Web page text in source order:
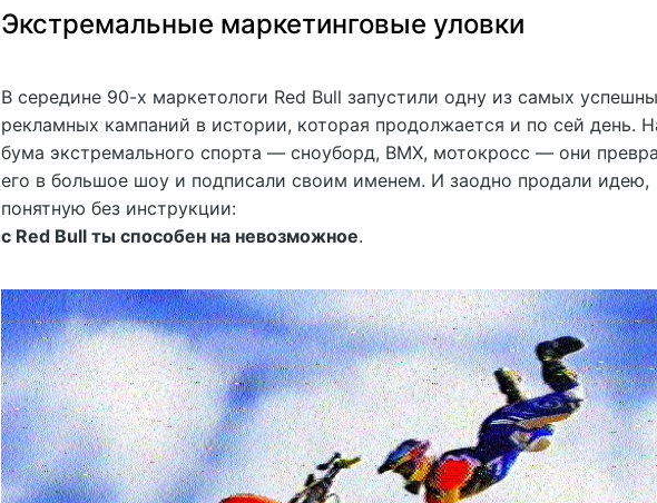
Экстремальные маркетинговые уловки
В середине 90-х маркетологи Red Bull запустили одну из самых
рекламных кампаний в истории, которая продолжается и по сей день.
бума экстремального спорта — сноуборд, BMX, мотокросс — они
его в большое шоу и подписали своим именем. И заодно продали идею,
понятную без инструкции:
с Red Bull ты способен на невозможное.